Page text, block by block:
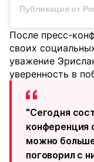
После пресс-
своих
уважение
уверенность в
"Сегодня
конференция
можно
поговорил с